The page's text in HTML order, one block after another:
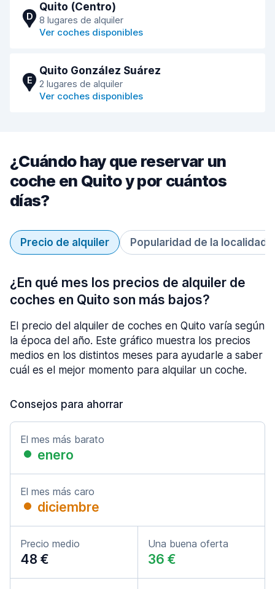
D
Quito (Centro)
8 lugares de alquiler
Ver coches disponibles
E
Quito González Suárez
2 lugares de alquiler
Ver coches disponibles
¿Cuándo hay que reservar un
coche en Quito y por cuántos
días?
Precio de alquiler Popularidad de la localidad
¿En qué mes los precios de alquiler de
coches en Quito son más bajos?
El precio del alquiler de coches en Quito varía según
la época del año. Este gráfico muestra los precios
medios en los distintos meses para ayudarle a saber
cuál es el mejor momento para alquilar un coche.
Consejos para ahorrar
El mes más barato
enero
El mes más caro
diciembre
Precio medio
48 €
Una buena oferta
36 €